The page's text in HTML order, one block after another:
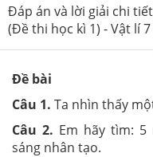
Đáp án và lời giải chi
(Đề thi học kì 1) - Vật lí 7
Đề bài
Câu 1. Ta nhìn thấy
Câu 2. Em hãy tìm:
sáng nhân tạo.